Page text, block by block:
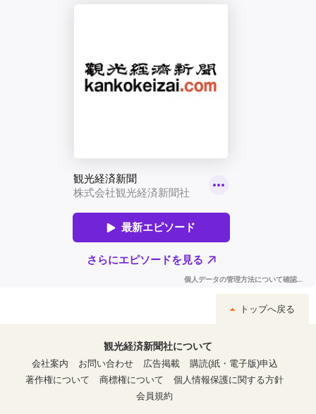
トップへ戻る
観光経済新聞社について
会社案内
お問い合わせ 広告掲載
購読(紙・電子版)申込
著作権について
商標権について
個人情報保護に関する方針
会員規約